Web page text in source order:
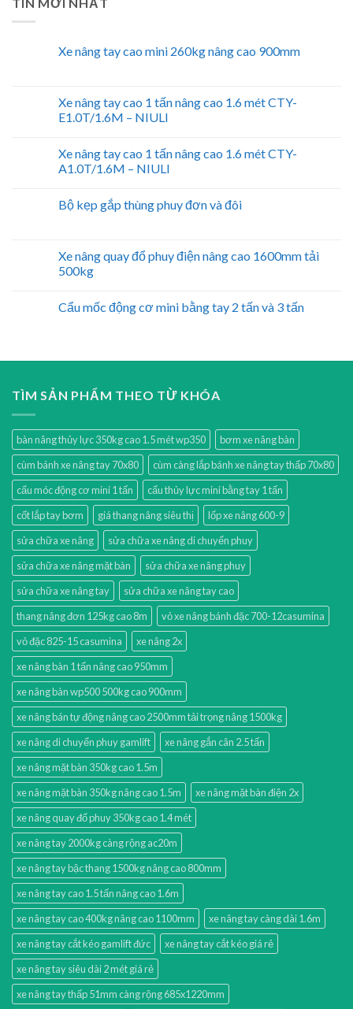
Xe nâng tay cao mini 260kg nâng cao 900mm
Xe nâng tay cao 1 tấn nâng cao 1.6 mét CTY-
E1.0T/1.6M – NIULI
Xe nâng tay cao 1 tấn nâng cao 1.6 mét CTY-
A1.0T/1.6M – NIULI
Bộ kẹp gắp thùng phuy đơn và đôi
Xe nâng quay đổ phuy điện nâng cao 1600mm tải
500kg
Cẩu mốc động cơ mini bằng tay 2 tấn và 3 tấn
TÌM SẢN PHẨM THEO TỪ KHÓA
bàn nâng thủy lực 350kg cao 1.5 mét wp350
bơm xe nâng bàn
cùm bánh xe nâng tay 70x80
cùm càng lắp bánh xe nâng tay thấp 70x80
cẩu móc động cơ mini 1 tấn
cẩu thủy lực mini bằng tay 1 tấn
cốt lắp tay bơm
giá thang nâng siêu thị
lốp xe nâng 600-9
sửa chữa xe nâng
sửa chữa xe nâng di chuyển phuy
sửa chữa xe nâng mặt bàn
sửa chữa xe nâng phuy
sửa chữa xe nâng tay
sửa chữa xe nâng tay cao
thang nâng đơn 125kg cao 8m
vỏ xe nâng bánh đặc 700-12casumina
vỏ đặc 825-15 casumina
xe nâng 2x
xe nâng bàn 1 tấn nâng cao 950mm
xe nâng bàn wp500 500kg cao 900mm
xe nâng bán tự động nâng cao 2500mm tải trọng nâng 1500kg
xe nâng di chuyển phuy gamlift
xe nâng gắn cân 2.5 tấn
xe nâng mặt bàn 350kg cao 1.5m
xe nâng mặt bàn 350kg nâng cao 1.5m
xe nâng mặt bàn điện 2x
xe nâng quay đổ phuy 350kg cao 1.4 mét
xe nâng tay 2000kg càng rộng ac20m
xe nâng tay bậc thang 1500kg nâng cao 800mm
xe nâng tay cao 1.5 tấn nâng cao 1.6m
xe nâng tay cao 400kg nâng cao 1100mm
xe nâng tay càng dài 1.6m
xe nâng tay cắt kéo gamlift đức
xe nâng tay cắt kéo giá rẻ
xe nâng tay siêu dài 2 mét giá rẻ
xe nâng tay thấp 51mm càng rộng 685x1220mm